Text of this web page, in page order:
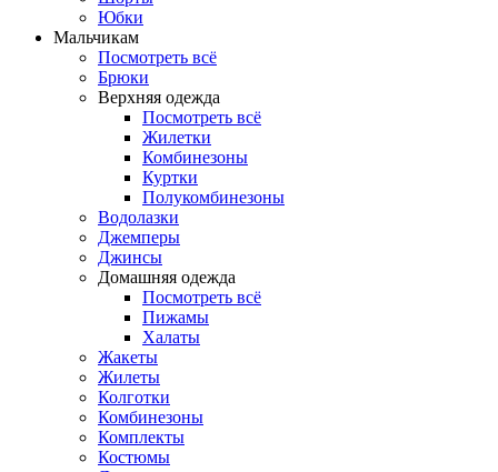
Юбки
Мальчикам
Посмотреть всё
Брюки
Верхняя одежда
Посмотреть всё
Жилетки
Комбинезоны
Куртки
Полукомбинезоны
Водолазки
Джемперы
Джинсы
Домашняя одежда
Посмотреть всё
Пижамы
Халаты
Жакеты
Жилеты
Колготки
Комбинезоны
Комплекты
Костюмы